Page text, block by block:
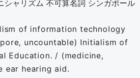
シャリズム 不可算名詞 シンガポール
of information technology
uncountable) Initialism of
Education. / (medicine,
ear hearing aid.